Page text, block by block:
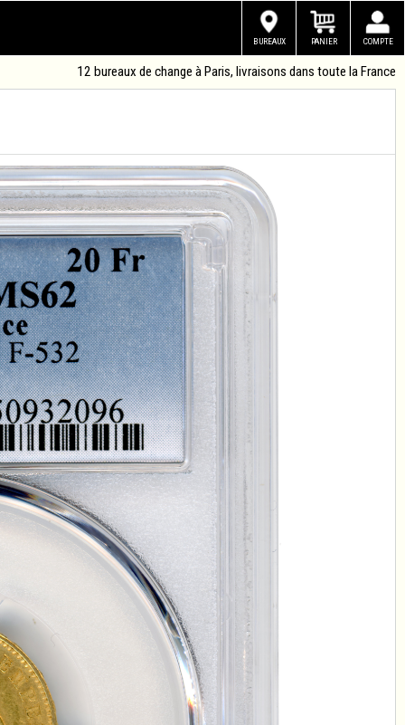
COMPTE
PANIER
BUREAUX
12 bureaux de change à Paris, livraisons dans toute la France